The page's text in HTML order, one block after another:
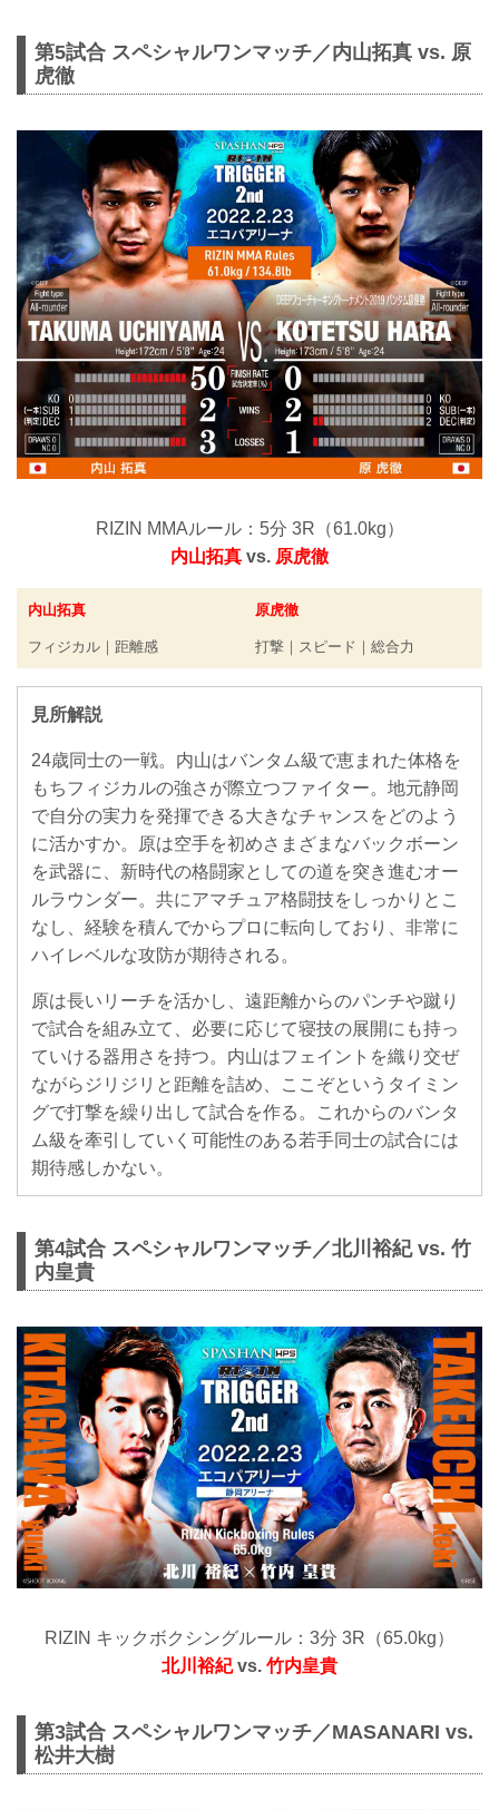
第5試合 スペシャルワンマッチ／内山拓真 vs. 原
虎徹
RIZIN MMAルール：5分 3R（61.0kg）
内山拓真 vs. 原虎徹
内山拓真
フィジカル｜距離感
原虎徹
打撃｜スピード｜総合力
見所解説
24歳同士の一戦。内山はバンタム級で恵まれた体格を
もちフィジカルの強さが際立つファイター。地元静岡
で自分の実力を発揮できる大きなチャンスをどのよう
に活かすか。原は空手を初めさまざまなバックボーン
を武器に、新時代の格闘家としての道を突き進むオー
ルラウンダー。共にアマチュア格闘技をしっかりとこ
なし、経験を積んでからプロに転向しており、非常に
ハイレベルな攻防が期待される。
原は長いリーチを活かし、遠距離からのパンチや蹴り
で試合を組み立て、必要に応じて寝技の展開にも持っ
ていける器用さを持つ。内山はフェイントを織り交ぜ
ながらジリジリと距離を詰め、ここぞというタイミン
グで打撃を繰り出して試合を作る。これからのバンタ
ム級を牽引していく可能性のある若手同士の試合には
期待感しかない。
第4試合 スペシャルワンマッチ／北川裕紀 vs. 竹
内皇貴
RIZIN キックボクシングルール：3分 3R（65.0kg）
北川裕紀vs. 竹内皇貴
第3試合 スペシャルワンマッチ／MASANARI vs.
松井大樹